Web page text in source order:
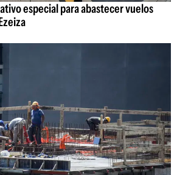
especial para abastecer vuelos